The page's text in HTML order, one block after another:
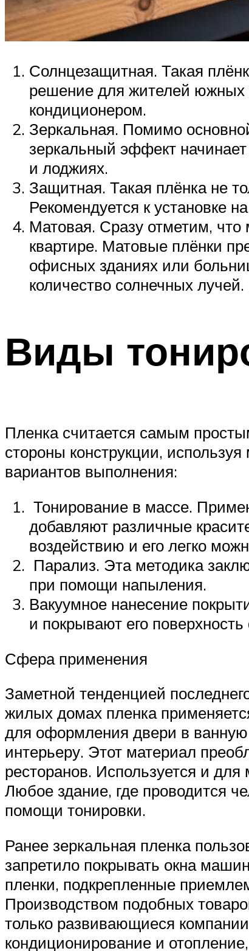
Солнцезащитная. Такая
решение для жителей южных
кондиционером.
Зеркальная. Помимо
зеркальный эффект
и лоджиях.
Защитная. Такая плёнка не
Рекомендуется к установке
Матовая. Сразу отметим,
квартире. Матовые плёнки
офисных зданиях или
количество солнечных
Виды
Пленка считается самым
стороны конструкции,
вариантов выполнения:
Тонирование в массе.
добавляют различные
воздействию и его легко
Парализ. Эта методика
при помощи напыления.
Вакуумное нанесение
и покрывают его
Сфера применения
Заметной тенденцией
жилых домах пленка
для оформления двери в ванную
интерьеру. Этот материал
ресторанов. Используется и
Любое здание, где проводится
помощи тонировки.
Ранее зеркальная пленка
запретило покрывать окна
пленки, подкрепленные
Производством подобных
только развивающиеся
кондиционирование и